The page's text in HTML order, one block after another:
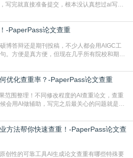
写完就直接准备提交，根本没认真想过ai写论
依赖海量公开的文本数据，生成内容本质是基
开始的原创创作。生成过程中，很容易复用已
已经公开
-PaperPass论文查重
博答辩还是期刊投稿，不少人都会用AIGC工
。方便是真方便，但现在几乎所有院校和期刊
，这时候，找到靠谱的降AIGC检测率的网
：守护学术原创性的智能伙伴AIGC生成内
师弟改
优化查重率？-PaperPass论文查重
范围整理！不同修改程度的AI查重论文，查重
会用AI做辅助，写完之后最关心的问题就是ai
训练依赖海量公开学术文献、网络内容，生成
内容，很容易和已发布的作品撞重复，甚至会
率偏高是
方法帮你快速查重！-PaperPass论文查
创性的可靠工具AI生成论文查重有哪些特殊要